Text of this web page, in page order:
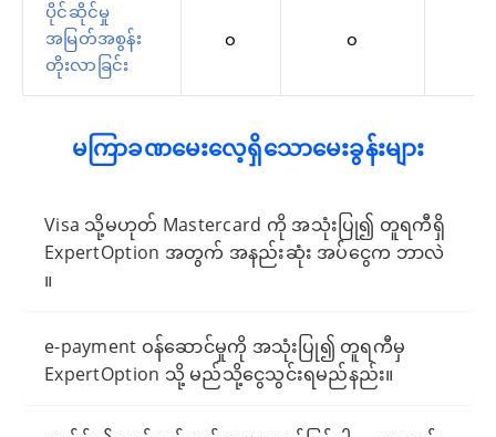
ပိုင်ဆိုင်မှု
အမြတ်အစွန်း
တိုးလာခြင်း
၀ ၀
မကြာခဏမေးလေ့ရှိသောမေးခွန်းများ
Visa သို့မဟုတ် Mastercard ကို အသုံးပြု၍ တူရကီရှိ
ExpertOption အတွက် အနည်းဆုံး အပ်ငွေက ဘာလဲ
။
e-payment ဝန်ဆောင်မှုကို အသုံးပြု၍ တူရကီမှ
ExpertOption သို့ မည်သို့ငွေသွင်းရမည်နည်း။